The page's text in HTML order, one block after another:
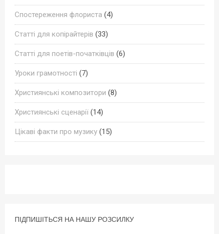
Спостереження флориста (4)
Статті для копірайтерів (33)
Статті для поетів-початківців (6)
Уроки грамотності (7)
Християнські композитори (8)
Християнські сценарії (14)
Цікаві факти про музику (15)
ПІДПИШІТЬСЯ НА НАШУ РОЗСИЛКУ